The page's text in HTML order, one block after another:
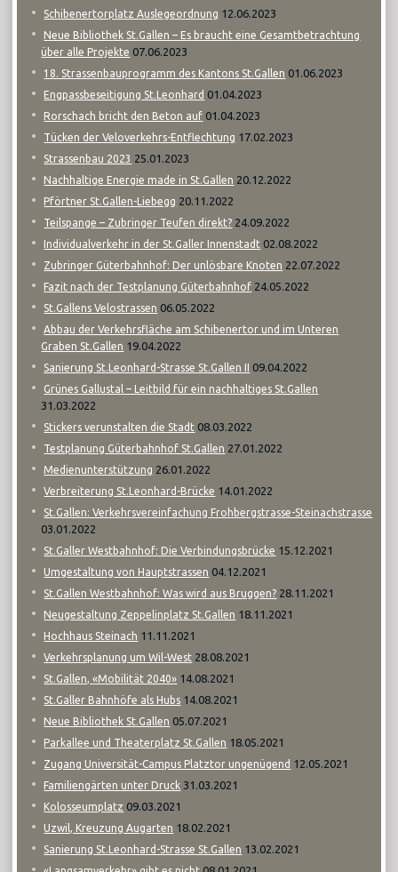
Schibenertorplatz Auslegeordnung 12.06.2023
Neue Bibliothek St.Gallen – Es braucht eine Gesamtbetrachtung
über alle Projekte 07.06.2023
18. Strassenbauprogramm des Kantons St.Gallen 01.06.2023
Engpassbeseitigung St.Leonhard 01.04.2023
Rorschach bricht den Beton auf 01.04.2023
Tücken der Veloverkehrs-Entflechtung 17.02.2023
Strassenbau 2023 25.01.2023
Nachhaltige Energie made in St.Gallen 20.12.2022
Pförtner St.Gallen-Liebegg 20.11.2022
Teilspange – Zubringer Teufen direkt? 24.09.2022
Individualverkehr in der St.Galler Innenstadt 02.08.2022
Zubringer Güterbahnhof: Der unlösbare Knoten 22.07.2022
Fazit nach der Testplanung Güterbahnhof 24.05.2022
St.Gallens Velostrassen 06.05.2022
Abbau der Verkehrsfläche am Schibenertor und im Unteren
Graben St.Gallen 19.04.2022
Sanierung St.Leonhard-Strasse St.Gallen II 09.04.2022
Grünes Gallustal – Leitbild für ein nachhaltiges St.Gallen
31.03.2022
Stickers verunstalten die Stadt 08.03.2022
Testplanung Güterbahnhof St.Gallen 27.01.2022
Medienunterstützung 26.01.2022
Verbreiterung St.Leonhard-Brücke 14.01.2022
St.Gallen: Verkehrsvereinfachung Frohbergstrasse-Steinachstrasse
03.01.2022
St.Galler Westbahnhof: Die Verbindungsbrücke 15.12.2021
Umgestaltung von Hauptstrassen 04.12.2021
St.Gallen Westbahnhof: Was wird aus Bruggen? 28.11.2021
Neugestaltung Zeppelinplatz St.Gallen 18.11.2021
Hochhaus Steinach 11.11.2021
Verkehrsplanung um Wil-West 28.08.2021
St.Gallen, «Mobilität 2040» 14.08.2021
St.Galler Bahnhöfe als Hubs 14.08.2021
Neue Bibliothek St.Gallen 05.07.2021
Parkallee und Theaterplatz St.Gallen 18.05.2021
Zugang Universität-Campus Platztor ungenügend 12.05.2021
Familiengärten unter Druck 31.03.2021
Kolosseumplatz 09.03.2021
Uzwil, Kreuzung Augarten 18.02.2021
Sanierung St.Leonhard-Strasse St.Gallen 13.02.2021